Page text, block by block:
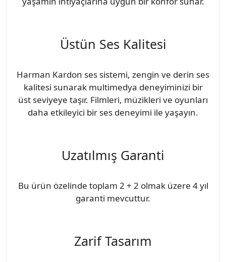
Üstün Ses Kalitesi
Harman Kardon ses sistemi, zengin ve derin ses
kalitesi sunarak multimedya deneyiminizi bir
üst seviyeye taşır. Filmleri, müzikleri ve oyunları
daha etkileyici bir ses deneyimi ile yaşayın.
Uzatılmış Garanti
Bu ürün özelinde toplam 2 + 2 olmak üzere 4 yıl
garanti mevcuttur.
Zarif Tasarım